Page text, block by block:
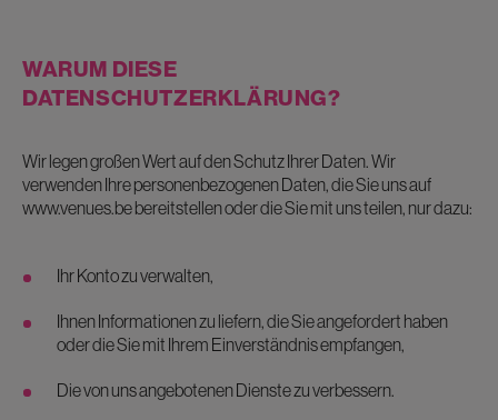
WARUM DIESE
DATENSCHUTZERKLÄRUNG?
Wir legen großen Wert auf den Schutz Ihrer Daten. Wir
verwenden Ihre personenbezogenen Daten, die Sie uns auf
www.venues.be bereitstellen oder die Sie mit uns teilen, nur dazu:
Ihr Konto zu verwalten,
Ihnen Informationen zu liefern, die Sie angefordert haben
oder die Sie mit Ihrem Einverständnis empfangen,
Die von uns angebotenen Dienste zu verbessern.